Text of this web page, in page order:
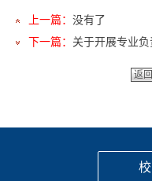
上一篇： 没有了
下一篇： 关于开展专业
返